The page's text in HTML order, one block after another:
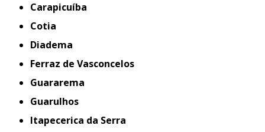
Carapicuíba
Cotia
Diadema
Ferraz de Vasconcelos
Guararema
Guarulhos
Itapecerica da Serra